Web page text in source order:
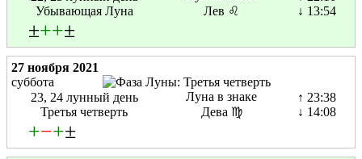
Убывающая Луна
Лев ♌
↓ 13:54
±++±
27 ноября 2021
суббота
23, 24 лунный день
Третья четверть
Луна в знаке
Дева ♍
↑ 23:38
↓ 14:08
+−+±